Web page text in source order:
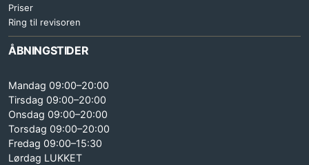
Priser
Ring til revisoren
ÅBNINGSTIDER
Mandag 09:00–20:00
Tirsdag 09:00–20:00
Onsdag 09:00–20:00
Torsdag 09:00–20:00
Fredag 09:00–15:30
Lørdag LUKKET